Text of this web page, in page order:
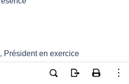
Président en exercice